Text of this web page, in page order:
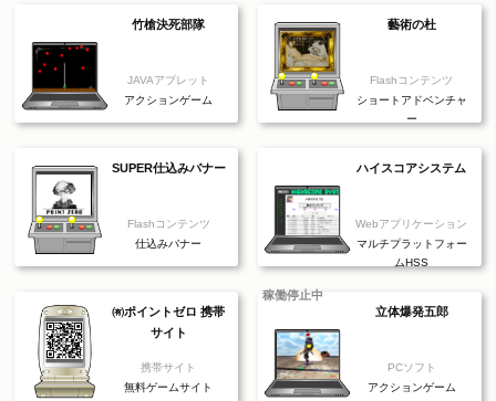
竹槍決死部隊
JAVAアプレット
アクションゲーム
藝術の杜
Flashコンテンツ
ショートアドベンチャ
ー
SUPER仕込みバナー
Flashコンテンツ
仕込みバナー
ハイスコアシステム
Webアプリケーション
マルチプラットフォー
ムHSS
㈲ポイントゼロ 携帯
サイト
携帯サイト
無料ゲームサイト
稼働停止中
立体爆発五郎
PCソフト
アクションゲーム